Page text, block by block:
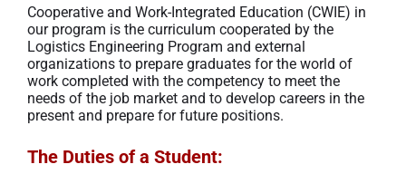
Cooperative and Work-Integrated Education (CWIE) in
our program is the curriculum cooperated by the
Logistics Engineering Program and external
organizations to prepare graduates for the world of
work completed with the competency to meet the
needs of the job market and to develop careers in the
present and prepare for future positions.
The Duties of a Student: